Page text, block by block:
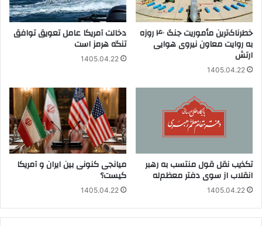
خطرناک‌ترین مأموریت جنگ ۴۰ روزه
به روایت معاون نیروی هوایی
ارتش
1405.04.22
دخالت آمریکا عامل تعویق توافق
تنگه هرمز است
1405.04.22
تکذیب نقل قول منتسب به رهبر
انقلاب از سوی دفتر معظم‌له
1405.04.22
میانجی کنونی بین ایران و آمریکا
کیست؟
1405.04.22